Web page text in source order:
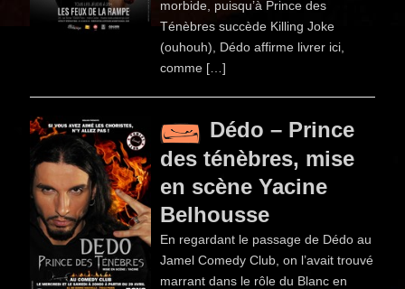
morbide, puisqu’à Prince des
Ténèbres succède Killing Joke
(ouhouh), Dédo affirme livrer ici,
comme […]
Dédo – Prince
des ténèbres, mise
en scène Yacine
Belhousse
En regardant le passage de Dédo au
Jamel Comedy Club, on l’avait trouvé
marrant dans le rôle du Blanc en